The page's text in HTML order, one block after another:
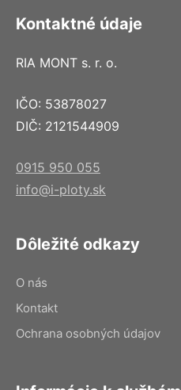
Kontaktné údaje
RIA MONT s. r. o.
IČO: 53878027
DIČ: 2121544909
0915 950 055
info@i-ploty.sk
Dôležité odkazy
O nás
Kontakt
Ochrana osobných údajov